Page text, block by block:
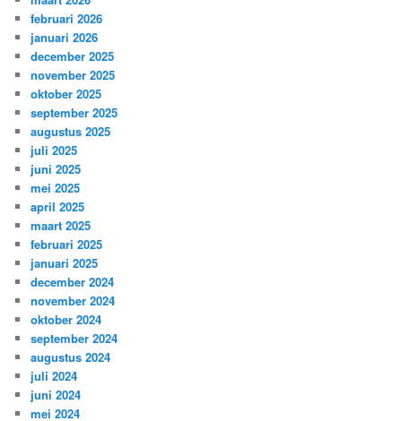
februari 2026
januari 2026
december 2025
november 2025
oktober 2025
september 2025
augustus 2025
juli 2025
juni 2025
mei 2025
april 2025
maart 2025
februari 2025
januari 2025
december 2024
november 2024
oktober 2024
september 2024
augustus 2024
juli 2024
juni 2024
mei 2024